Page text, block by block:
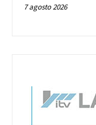
7 agosto 2026